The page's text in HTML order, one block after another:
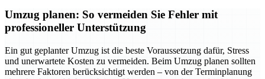
Umzug planen: So vermeiden Sie Fehler mit
professioneller Unterstützung
Ein gut geplanter Umzug ist die beste Voraussetzung dafür, Stress
und unerwartete Kosten zu vermeiden. Beim Umzug planen sollten
mehrere Faktoren berücksichtigt werden – von der Terminplanung